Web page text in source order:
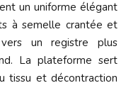
un uniforme élégant
à semelle crantée et
un registre plus
La plateforme sert
tissu et décontraction